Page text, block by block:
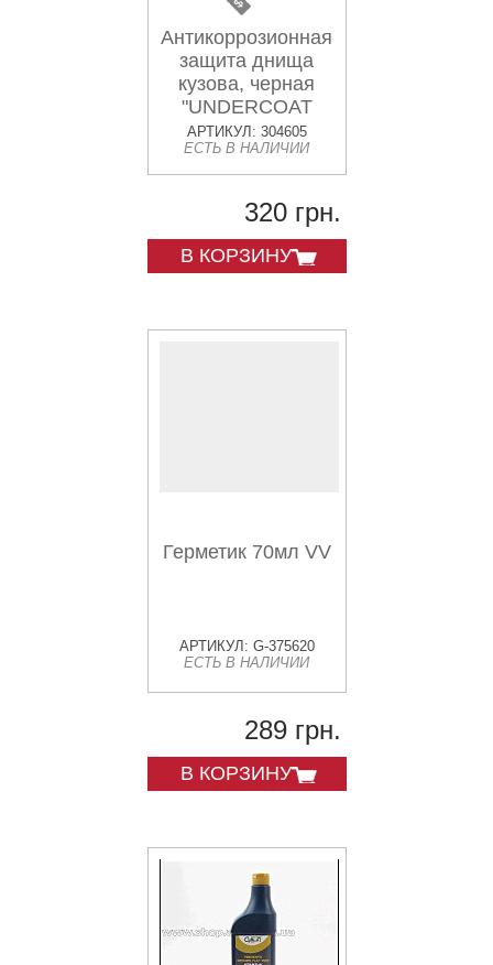
Антикоррозионная
защита днища
кузова, черная
"UNDERCOAT
CHASIS, Аэрозоль
650ml
АРТИКУЛ: 304605
ЕСТЬ В НАЛИЧИИ
320 грн.
В КОРЗИНУ
Герметик 70мл VV
АРТИКУЛ: G-375620
ЕСТЬ В НАЛИЧИИ
289 грн.
В КОРЗИНУ